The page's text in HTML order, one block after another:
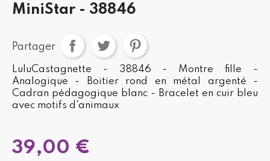
MiniStar - 38846
Partager
LuluCastagnette - 38846 - Montre fille -
Analogique - Boitier rond en métal argenté -
Cadran pédagogique blanc - Bracelet en cuir bleu
avec motifs d'animaux
39,00 €